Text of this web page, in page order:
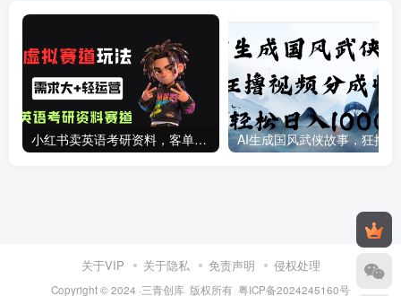
小红书卖英语考研资料，客单价9.9，250天卖了16w!
关于VIP 关于隐私 免责声明 侵权处理
Copyright © 2024 ·三青创库 版权所有 粤ICP备2024245160号